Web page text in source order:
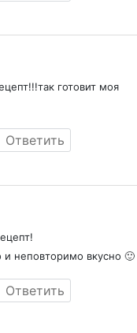
готовит моя
Ответить
и неповторимо вкусно 🙂
Ответить